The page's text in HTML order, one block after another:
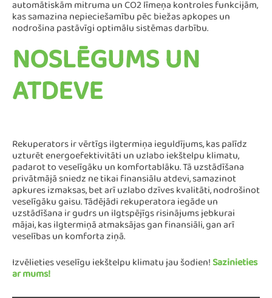
automātiskām mitruma un CO2 līmeņa kontroles funkcijām,
kas samazina nepieciešamību pēc biežas apkopes un
nodrošina pastāvīgi optimālu sistēmas darbību​​.
NOSLĒGUMS UN
ATDEVE
Rekuperators ir vērtīgs ilgtermiņa ieguldījums, kas palīdz
uzturēt energoefektivitāti un uzlabo iekštelpu klimatu,
padarot to veselīgāku un komfortablāku. Tā uzstādīšana
privātmājā sniedz ne tikai finansiālu atdevi, samazinot
apkures izmaksas, bet arī uzlabo dzīves kvalitāti, nodrošinot
veselīgāku gaisu. Tādējādi rekuperatora iegāde un
uzstādīšana ir gudrs un ilgtspējīgs risinājums jebkurai
mājai, kas ilgtermiņā atmaksājas gan finansiāli, gan arī
veselības un komforta ziņā​​.
Izvēlieties veselīgu iekštelpu klimatu jau šodien!Sazinieties
ar mums!